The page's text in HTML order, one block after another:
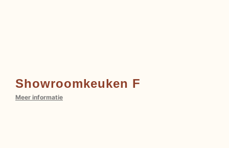
Showroomkeuken F
Meer informatie